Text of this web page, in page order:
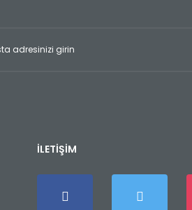
İLETİŞİM